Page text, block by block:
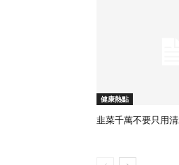
健康熱點
韭菜千萬不要只用